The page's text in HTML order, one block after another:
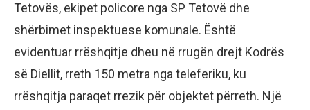
Tetovës, ekipet policore nga SP Tetovë dhe
shërbimet inspektuese komunale. Është
evidentuar rrëshqitje dheu në rrugën drejt Kodrës
së Diellit, rreth 150 metra nga teleferiku, ku
rrëshqitja paraqet rrezik për objektet përreth. Një